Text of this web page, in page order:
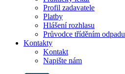
Profil zadavatele
Platby
Hlášení rozhlasu
Průvodce tříděním odpadu
Kontakty
Kontakt
Napište nám